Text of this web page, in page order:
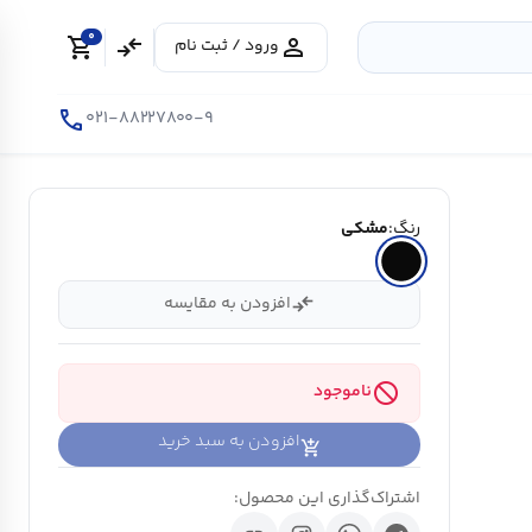
person ورود / ثبت نام compare_arrows
shopping_cart
0
۰۲۱-۸۸۲۲۷۸۰۰-۹call
رنگ:مشکی
compare_arrowsافزودن به مقایسه
blockناموجود
افزودن به سبد خرید
اشتراک‌گذاری این محصول: